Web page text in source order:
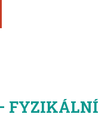
FYZIKÁLNÍ